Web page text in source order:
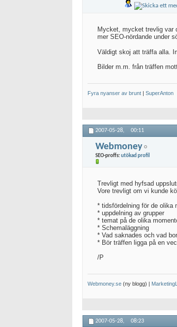
Mycket, mycket trevlig var
mer SEO-nördande under
Väldigt skoj att träffa alla.
Bilder m.m. från träffen
Fyra nyanser av brunt SuperAnton
2007-05-28, 00:11
Webmoney
SEO-proffs:utökad profil
Trevligt med hyfsad
Vore trevligt om vi kunde
* tidsfördelning för de olika
* uppdelning av grupper
* temat på de olika
* Schemaläggning
* Vad saknades och vad
* Bör träffen ligga på en
/P
Webmoney.se (ny blogg) |
2007-05-28, 08:23